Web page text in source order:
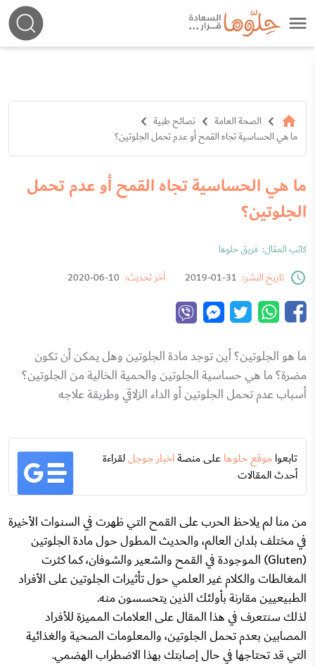
الصحة العامة
نصائح طبية
ما هي الحساسية تجاه القمح أو عدم تحمل الجلوتين؟
ما هي الحساسية تجاه القمح أو عدم تحمل
الجلوتين؟
كاتب المقال: فريق حلوها
تاريخ النشر: 31-01-2019 آخر تحديث: 10-06-2020
ما هو الجلوتين؟ أين توجد مادة الجلوتين وهل يمكن أن تكون
مضرة؟ ما هي حساسية الجلوتين والحمية الخالية من الجلوتين؟
أسباب عدم تحمل الجلوتين أو الداء الزلاقي وطريقة علاجه
تابعواموقع حلوهاعلى منصةاخبار جوجللقراءة
أحدث المقالات
من منا لم يلاحظ الحرب على القمح التي ظهرت في السنوات الأخيرة
في مختلف بلدان العالم، والحديث المطول حول مادة الجلوتين
(Gluten) الموجودة في القمح والشعير والشوفان، كما كثرت
المغالطات والكلام غير العلمي حول تأثيرات الجلوتين على الأفراد
الطبيعيين مقارنة بأولئك الذين يتحسسون منه.
لذلك سنتعرف في هذا المقال على العلامات المميزة للأفراد
المصابين بعدم تحمل الجلوتين، والمعلومات الصحية والغذائية
التي قد تحتاجها في حال إصابتك بهذا الاضطراب الهضمي.